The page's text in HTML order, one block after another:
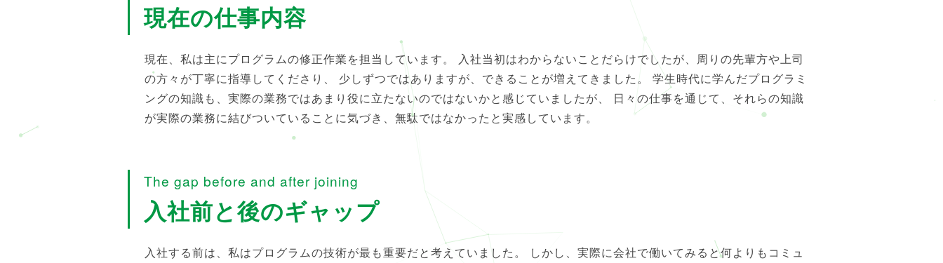
現在の仕事内容
現在、私は主にプログラムの修正作業を担当しています。 入社当初はわからないことだらけでしたが、周りの先輩方や上司
の方々が丁寧に指導してくださり、 少しずつではありますが、できることが増えてきました。 学生時代に学んだプログラミ
ングの知識も、実際の業務ではあまり役に立たないのではないかと感じていましたが、 日々の仕事を通じて、それらの知識
が実際の業務に結びついていることに気づき、無駄ではなかったと実感しています。
The gap before and after joining
入社前と後のギャップ
入社する前は、私はプログラムの技術が最も重要だと考えていました。 しかし、実際に会社で働いてみると何よりもコミュ